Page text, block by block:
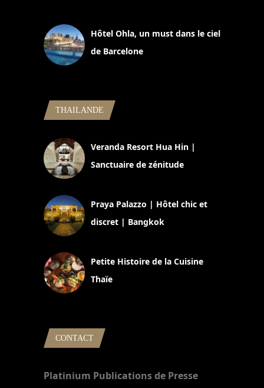
Hôtel Ohla, un must dans le ciel
de Barcelone
THAILANDE
Veranda Resort Hua Hin |
Sanctuaire de zénitude
Praya Palazzo | Hôtel chic et
discret | Bangkok
Petite Histoire de la Cuisine
Thaïe
CONTACT
Platinium Publications de Presse